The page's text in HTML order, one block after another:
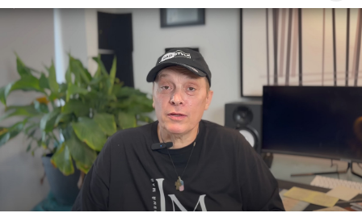
Миссюры Константин. 3 февраля того же года,
когда молодые люди ехали вместе в машине,
подозреваемый угостил приятеля морсом с
этиленгликолем. Через два дня Константин умер в
больнице.